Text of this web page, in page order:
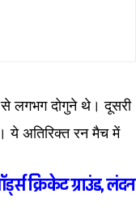
लगभग दोगुने थे। दूसरी
ये अतिरिक्त रन मैच में
क्रिकेट ग्राउंड, लंदन